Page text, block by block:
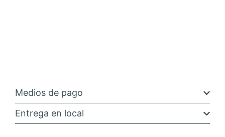
Medios de pago
Entrega en local